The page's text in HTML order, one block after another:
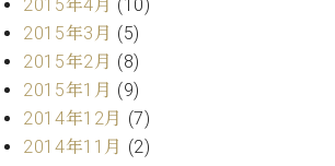
2015年4月 (10)
2015年3月 (5)
2015年2月 (8)
2015年1月 (9)
2014年12月 (7)
2014年11月 (2)